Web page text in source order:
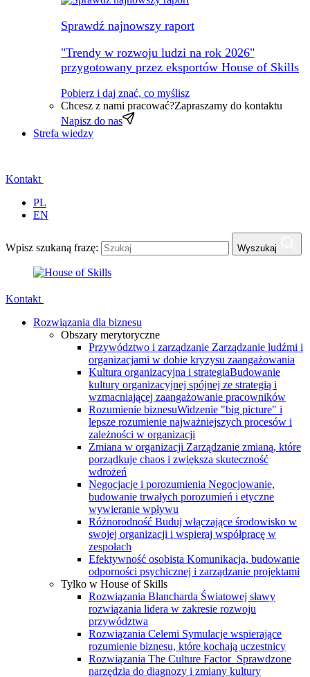
Sprawdź najnowszy raport
"Trendy w rozwoju ludzi na rok 2026"
przygotowany przez eksportów House of Skills
Pobierz i daj znać, co myślisz
Chcesz z nami pracować?Zapraszamy do kontaktu
Napisz do nas
Strefa wiedzy
Kontakt
PL
EN
Wpisz szukaną frazę: Wyszukaj
Kontakt
Rozwiązania dla biznesu
Obszary merytoryczne
Przywództwo i zarządzanie Zarządzanie ludźmi i
organizacjami w dobie kryzysu zaangażowania
Kultura organizacyjna i strategiaBudowanie
kultury organizacyjnej spójnej ze strategią i
wzmacniającej zaangażowanie pracowników
Rozumienie biznesuWidzenie "big picture" i
lepsze rozumienie najważniejszych procesów i
zależności w organizacji
Zmiana w organizacji Zarządzanie zmianą, które
porządkuje chaos i zwiększa skuteczność
wdrożeń
Negocjacje i porozumienia Negocjowanie,
budowanie trwałych porozumień i etyczne
wywieranie wpływu
Różnorodność Buduj włączające środowisko w
swojej organizacji i wspieraj współpracę w
zespołach
Efektywność osobista Komunikacja, budowanie
odporności psychicznej i zarządzanie projektami
Tylko w House of Skills
Rozwiązania Blancharda Światowej sławy
rozwiązania lidera w zakresie rozwoju
przywództwa
Rozwiązania Celemi Symulacje wspierające
rozumienie biznesu, które kochają uczestnicy
Rozwiązania The Culture Factor Sprawdzone
narzędzia do diagnozy i zmiany kultury